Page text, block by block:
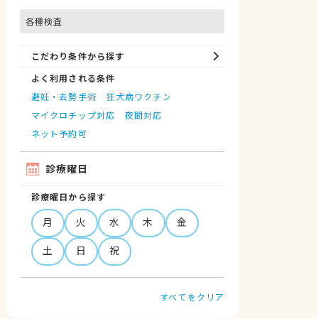
各種検査
こだわり条件から探す
よく利用される条件
避妊・去勢手術
狂犬病ワクチン
マイクロチップ対応
夜間対応
ネット予約可
診療曜日
診療曜日から探す
月 火 水 木
金
土
日 祝
すべてをクリア